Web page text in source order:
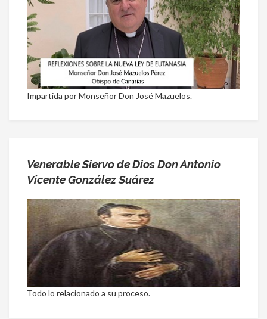
Impartida por Monseñor Don José Mazuelos.
Venerable Siervo de Dios Don Antonio
Vicente González Suárez
Todo lo relacionado a su proceso.